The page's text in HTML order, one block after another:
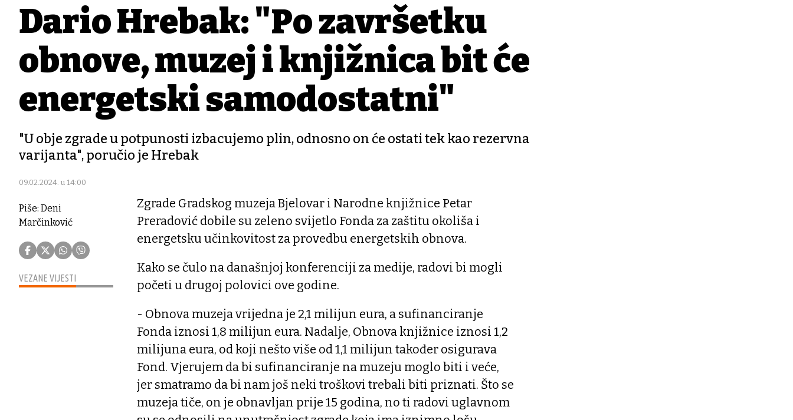
Dario Hrebak: "Po završetku
obnove, muzej i knjižnica bit će
energetski samodostatni"
"U obje zgrade u potpunosti izbacujemo plin, odnosno on će ostati tek kao rezervna
varijanta", poručio je Hrebak
09.02.2024. u 14:00
Piše: Deni
Marčinković
VEZANE VIJESTI
Zgrade Gradskog muzeja Bjelovar i Narodne knjižnice Petar
Preradović dobile su zeleno svijetlo Fonda za zaštitu okoliša i
energetsku učinkovitost za provedbu energetskih obnova.
Kako se čulo na današnjoj konferenciji za medije, radovi bi mogli
početi u drugoj polovici ove godine.
- Obnova muzeja vrijedna je 2,1 milijun eura, a sufinanciranje
Fonda iznosi 1,8 milijun eura. Nadalje, Obnova knjižnice iznosi 1,2
milijuna eura, od koji nešto više od 1,1 milijun također osigurava
Fond. Vjerujem da bi sufinanciranje na muzeju moglo biti i veće,
jer smatramo da bi nam još neki troškovi trebali biti priznati. Što se
muzeja tiče, on je obnavljan prije 15 godina, no ti radovi uglavnom